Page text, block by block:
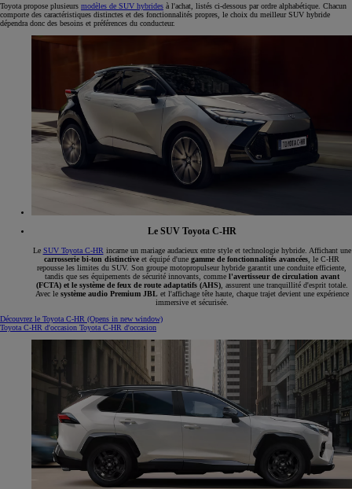
Toyota propose plusieurs modèles de SUV hybrides à l'achat, listés ci-dessous par ordre alphabétique. Chacun
comporte des caractéristiques distinctes et des fonctionnalités propres, le choix du meilleur SUV hybride
dépendra donc des besoins et préférences du conducteur.
Le SUV Toyota C-HR
Le SUV Toyota C-HR incarne un mariage audacieux entre style et technologie hybride. Affichant une
carrosserie bi-ton distinctive et équipé d'une gamme de fonctionnalités avancées , le C-HR
repousse les limites du SUV. Son groupe motopropulseur hybride garantit une conduite efficiente,
tandis que ses équipements de sécurité innovants, comme l'avertisseur de circulation avant
(FCTA) et le système de feux de route adaptatifs (AHS), assurent une tranquillité d'esprit totale.
Avec le système audio Premium JBLet l'affichage tête haute, chaque trajet devient une expérience
immersive et sécurisée.
Découvrez le Toyota C-HR (Opens in new window)
Toyota C-HR d'occasion Toyota C-HR d'occasion